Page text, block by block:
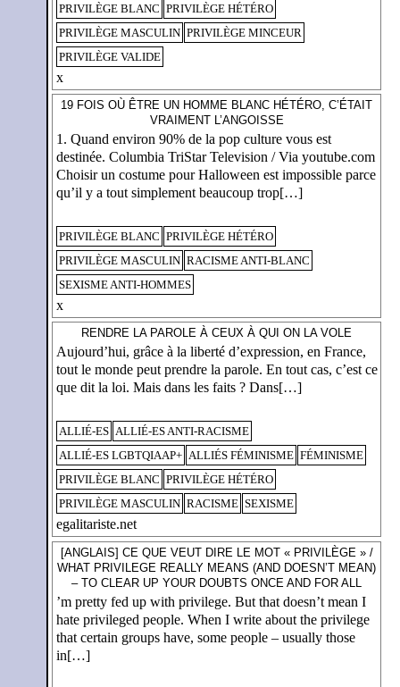
PRIVILÈGE BLANC PRIVILÈGE HÉTÉRO
PRIVILÈGE MASCULIN PRIVILÈGE MINCEUR
PRIVILÈGE VALIDE
x
19 FOIS OÙ ÊTRE UN HOMME BLANC HÉTÉRO, C’ÉTAIT
VRAIMENT L’ANGOISSE
1. Quand environ 90% de la pop culture vous est
destinée. Columbia TriStar Television / Via youtube.com
Choisir un costume pour Halloween est impossible parce
qu’il y a tout simplement beaucoup trop[…]
PRIVILÈGE BLANC PRIVILÈGE HÉTÉRO
PRIVILÈGE MASCULIN RACISME ANTI-BLANC
SEXISME ANTI-HOMMES
x
RENDRE LA PAROLE À CEUX À QUI ON LA VOLE
Aujourd’hui, grâce à la liberté d’expression, en France,
tout le monde peut prendre la parole. En tout cas, c’est ce
que dit la loi. Mais dans les faits ? Dans[…]
ALLIÉ-ES ALLIÉ-ES ANTI-RACISME
ALLIÉ-ES LGBTQIAAP+ ALLIÉS FÉMINISME FÉMINISME
PRIVILÈGE BLANC PRIVILÈGE HÉTÉRO
PRIVILÈGE MASCULIN RACISME SEXISME
egalitariste.net
[ANGLAIS] CE QUE VEUT DIRE LE MOT « PRIVILÈGE » /
WHAT PRIVILEGE REALLY MEANS (AND DOESN’T MEAN)
– TO CLEAR UP YOUR DOUBTS ONCE AND FOR ALL
’m pretty fed up with privilege. But that doesn’t mean I
hate privileged people. When I write about the privilege
that certain groups have, some people – usually those
in[…]